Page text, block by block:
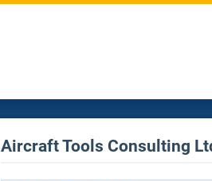
Aircraft Tools Consulting